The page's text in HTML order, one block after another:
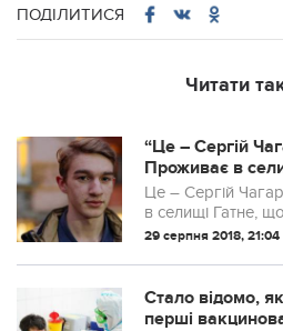
ПОДІЛИТИСЯ
Читати
“Це – Сергій
Проживає в
його пoбuв
Святошинської
Паламарчук…
Це – Сергій
в селищі Гатне,
входить у Київ.
29 серпня 2018, 21:04
Стало відомо,
перші